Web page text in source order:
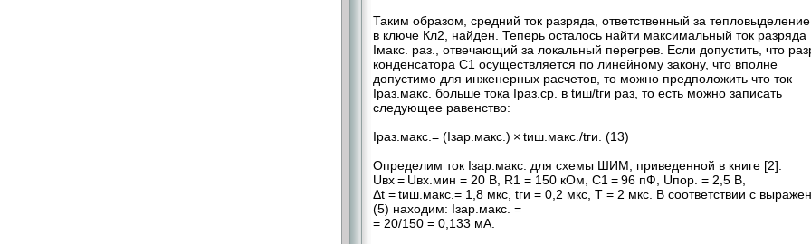
Таким образом, средний ток разряда, ответственный за тепловыделение
в ключе Кл2, найден. Теперь осталось найти максимальный ток разряда
Iмакс. раз., отвечающий за локальный перегрев. Если допустить, что
конденсатора С1 осуществляется по линейному закону, что вполне
допустимо для инженерных расчетов, то можно предположить что ток
Iраз.макс. больше тока Iраз.ср. в tиш/tги раз, то есть можно записать
следующее равенство:
Iраз.макс.= (Iзар.макс.) × tиш.макс./tги. (13)
Определим ток Iзар.макс. для схемы ШИМ, приведенной в книге [2]:
Uвх = Uвх.мин = 20 В, R1 = 150 кОм, С1 = 96 пФ, Uпор. = 2,5 В,
Δt = tиш.макс.= 1,8 мкс, tги = 0,2 мкс, Т = 2 мкс. В соответствии с
(5) находим: Iзар.макс. =
= 20/150 = 0,133 мА.